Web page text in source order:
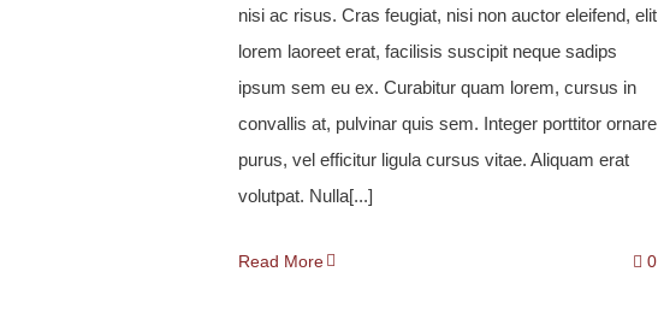
nisi ac risus. Cras feugiat, nisi non auctor eleifend, elit
lorem laoreet erat, facilisis suscipit neque sadips
ipsum sem eu ex. Curabitur quam lorem, cursus in
convallis at, pulvinar quis sem. Integer porttitor ornare
purus, vel efficitur ligula cursus vitae. Aliquam erat
volutpat. Nulla[...]
Read More 0